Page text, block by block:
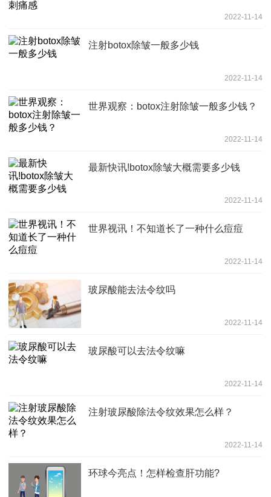
2022-11-14
注射botox除皱一般多少钱
2022-11-14
世界观察：botox注射除皱一般多少钱？
2022-11-14
最新快讯!botox除皱大概需要多少钱
2022-11-14
世界视讯！不知道长了一种什么痘痘
2022-11-14
玻尿酸能去法令纹吗
2022-11-14
玻尿酸可以去法令纹嘛
2022-11-14
注射玻尿酸除法令纹效果怎么样？
2022-11-14
环球今亮点！怎样检查肝功能?